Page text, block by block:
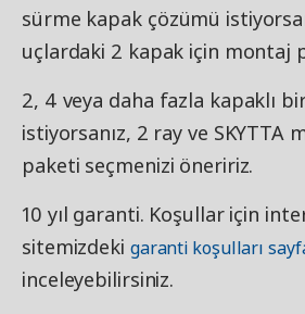
sürme kapak çözümü
uçlardaki 2 kapak için montaj
2, 4 veya daha fazla kapaklı
istiyorsanız, 2 ray ve SKYTTA
paketi seçmenizi öneririz.
10 yıl garanti. Koşullar için
sitemizdeki garanti koşulları
inceleyebilirsiniz.